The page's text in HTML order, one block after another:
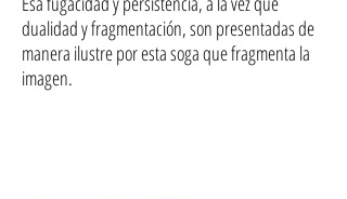
dualidad y fragmentación, son presentadas de
manera ilustre por esta soga que fragmenta la
imagen.